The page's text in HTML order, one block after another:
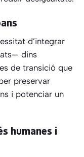
d’integrar
dins
de transició que
preservar
i potenciar un
humanes i